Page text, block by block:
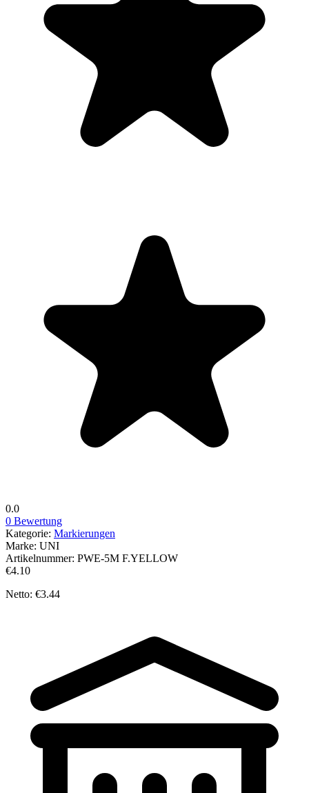
0.0
0 Bewertung
Kategorie: Markierungen
Marke: UNI
Artikelnummer: PWE-5M F.YELLOW
€4.10
Netto: €3.44